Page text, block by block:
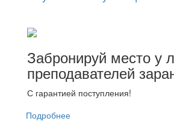
Забронируй место у
преподавателей
С гарантией поступления!
Подробнее